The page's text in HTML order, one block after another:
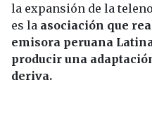
la expansión de la
es la asociación que
emisora peruana
producir una
deriva.